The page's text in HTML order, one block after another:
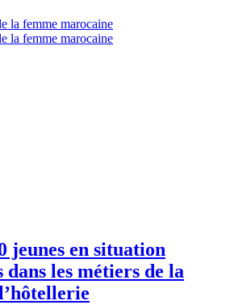
jeunes en situation
les métiers de la